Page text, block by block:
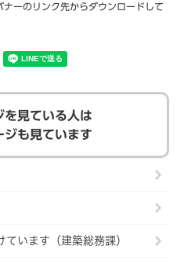
ーのリンク先からダウンロードして
を見ている人は
ジも見ています
います（建築総務課）